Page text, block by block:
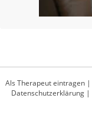
Als Therapeut eintragen |
Datenschutzerklärung|